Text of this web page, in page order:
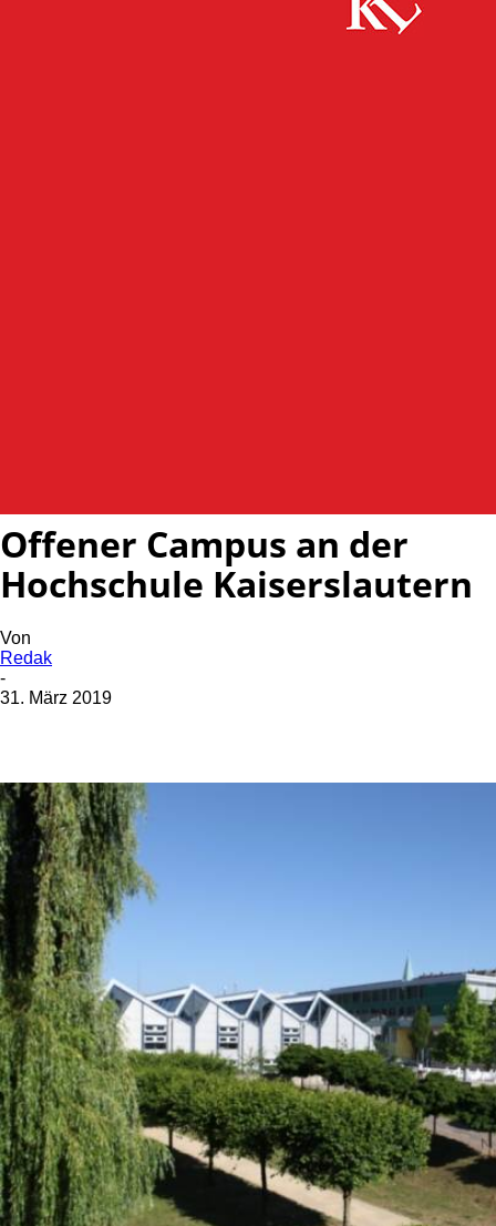
Offener Campus an der
Hochschule Kaiserslautern
Von
Redak
-
31. März 2019